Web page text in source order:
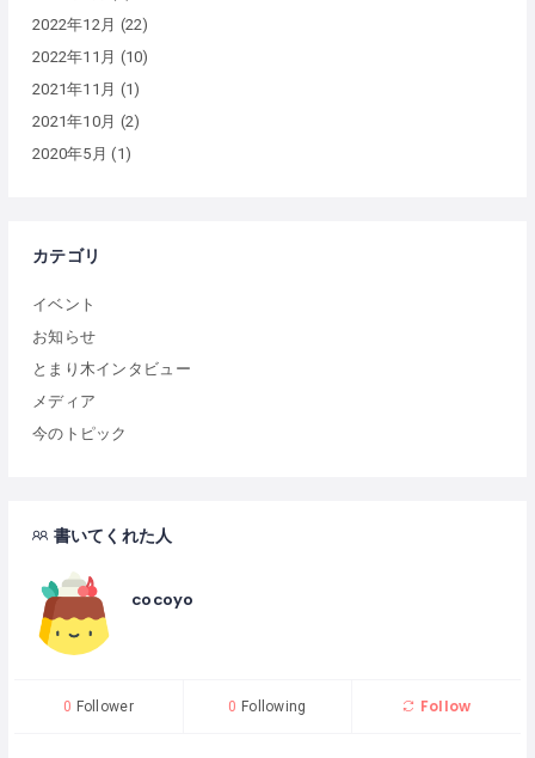
2022年12月 (22)
2022年11月 (10)
2021年11月 (1)
2021年10月 (2)
2020年5月 (1)
カテゴリ
イベント
お知らせ
とまり木インタビュー
メディア
今のトピック
書いてくれた人
cocoyo
0 Follower 0 Following Follow